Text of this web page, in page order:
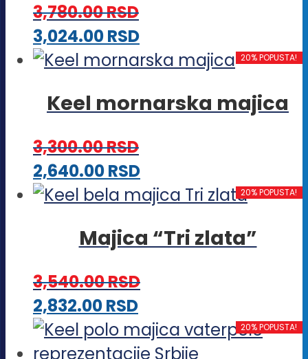
na
stranici
proizvoda.
3,780.00RSD
3,024.00RSDOvaj
proizvod
više
mogu
biti
izabrane
na
stranici
20% POPUSTA!
Keel mornarska majica
3,300.00RSD
2,640.00RSDOvaj
proizvod
više
Opcije
biti
20% POPUSTA!
Majica “Tri zlata”
3,540.00RSD
2,832.00RSDOvaj
proizvod
ima
20% POPUSTA!